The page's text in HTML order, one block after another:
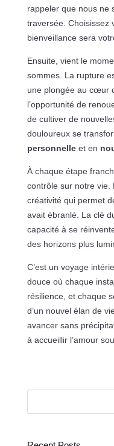
rappeler que nous ne
traversée. Choisissez
bienveillance sera
Ensuite, vient le
sommes. La rupture
une plongée au cœur
l’opportunité de
de cultiver de
douloureux se
personnelleet en
À chaque étape
contrôle sur notre vie.
créativité qui permet
avait ébranlé. La clé
capacité à se
des horizons plus
C’est un voyage
douce où chaque
résilience, et chaque
d’un nouvel élan de
avancer sans
à accueillir l’amour